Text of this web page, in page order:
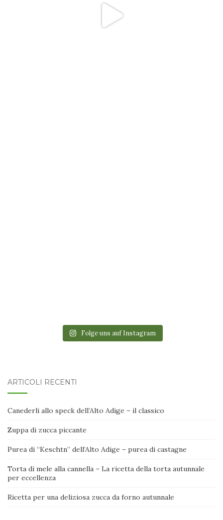
Folge uns auf Instagram
ARTICOLI RECENTI
Canederli allo speck dell’Alto Adige – il classico
Zuppa di zucca piccante
Purea di “Keschtn” dell’Alto Adige – purea di castagne
Torta di mele alla cannella – La ricetta della torta autunnale
per eccellenza
Ricetta per una deliziosa zucca da forno autunnale